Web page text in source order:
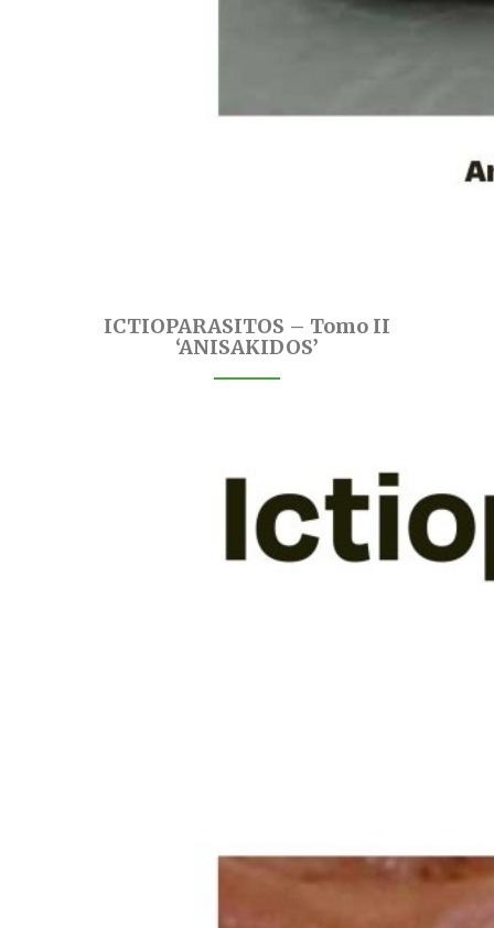
ICTIOPARASITOS – Tomo II
‘ANISAKIDOS’